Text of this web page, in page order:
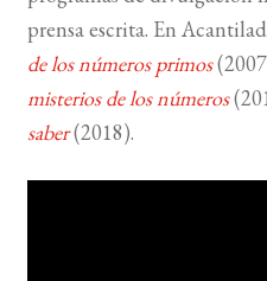
prensa escrita. En
de los números primos
misterios de los números
saber(2018).